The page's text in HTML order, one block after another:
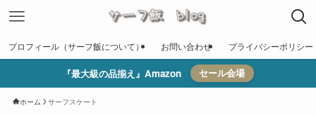
プロフィール（サーフ飯について） お問い合わせ プライバシーポリシー
『最大級の品揃え』Amazon セール会場
ホーム サーフスケート